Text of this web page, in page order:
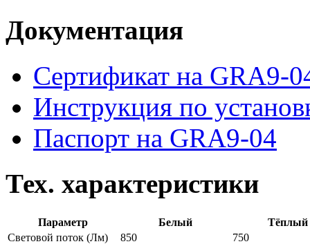
Документация
Сертификат на GRA9-
Инструкция по
Паспорт на GRA9-04
Тех. характеристики
Параметр Белый
Тёплый
Световой поток (Лм) 850
750